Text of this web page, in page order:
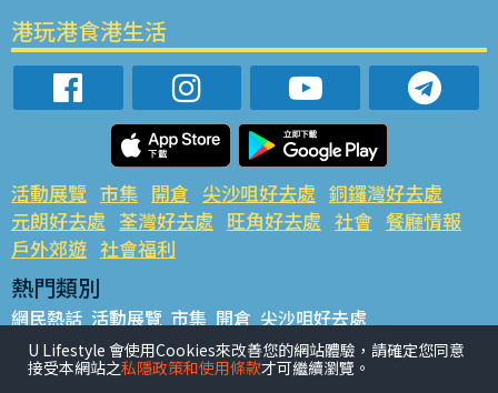
港玩港食港生活
活動展覽 市集 開倉 尖沙咀好去處 銅鑼灣好去處
元朗好去處 荃灣好去處 旺角好去處 社會 餐廳情報
戶外郊遊 社會福利
熱門類別
網民熱話 活動展覽 市集 開倉 尖沙咀好去處
銅鑼灣好去處 元朗好去處 荃灣好去處 旺角好去處 社會
餐廳情報 戶外郊遊
U Lifestyle 會使用Cookies來改善您的網站體驗，請確定您同意
接受本網站之私隱政策和使用條款才可繼續瀏覽。